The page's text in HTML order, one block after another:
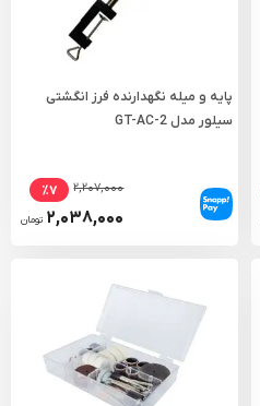
پایه و میله‌ نگهدارنده فرز انگشتی
سیلور مدل GT-AC-2
۲,۲۰۷,۰۰۰ ٪۷
۲,۰۳۸,۰۰۰ تومان